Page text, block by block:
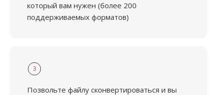
который вам нужен (более 200
поддерживаемых форматов)
3
Позвольте файлу сконвертироваться и вы